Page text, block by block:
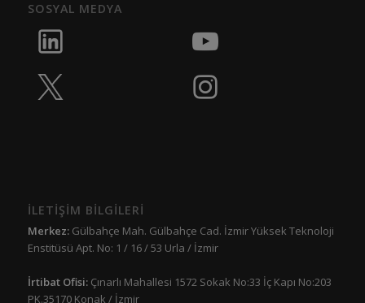
SOSYAL MEDYA
İLETİŞİM BİLGİLERİ
Merkez:Gülbahçe Mah. Gülbahçe Cad. İzmir Yüksek Teknoloji
Enstitüsü Apt. No: 1 / 16 / 53 Urla / İzmir
İrtibat Ofisi: Çınarlı Mahallesi 1572 Sokak No:33 İç Kapı No:203
PK.35170 Konak / İzmir